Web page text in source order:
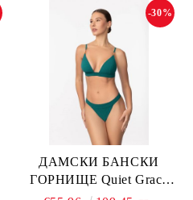
ДАМСКИ БАНСКИ
ГОРНИЩЕ Quiet Grace
-30%